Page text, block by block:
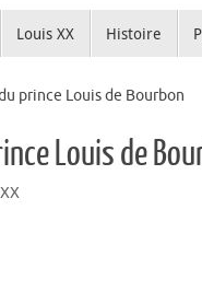
Louis XX Histoire
prince Louis de Bourbon
Louis de